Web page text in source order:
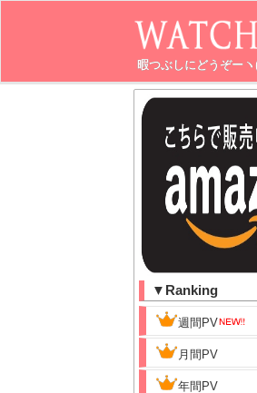
暇つぶしにどうぞー
▼Ranking
週間PV
月間PV
年間PV